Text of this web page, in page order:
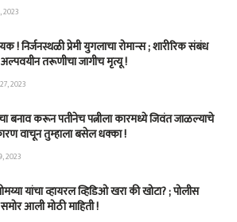
2023
! निर्जनस्थळी प्रेमी युगलाचा रोमान्स ; शारीरिक संबंध
तरूणीचा जागीच मृत्यू !
2023
बनाव करून पतीनेच‎ पत्नीला कारमध्ये जिवंत जाळल्याचे
वाचून तुम्हाला बसेल धक्का !
2023
यांचा व्हायरल व्हिडिओ खरा की खोटा? ; पोलीस
आली मोठी माहिती !